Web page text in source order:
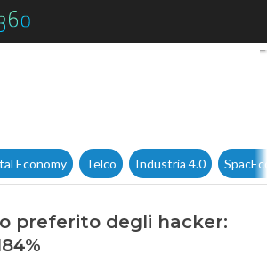
Pmi bersaglio preferito degli
Economy Telco Industria 4.0
preferito degli hacker: